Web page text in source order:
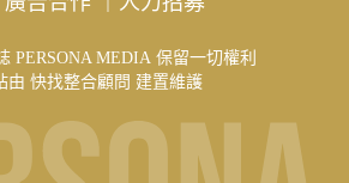
PERSONA MEDIA 保留一切權利
由 快找整合顧問 建置維護